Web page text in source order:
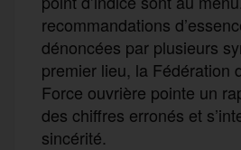
recommandations
dénoncées par plusieurs
premier lieu, la Fédération
Force ouvrière pointe un
des chiffres erronés et
sincérité.